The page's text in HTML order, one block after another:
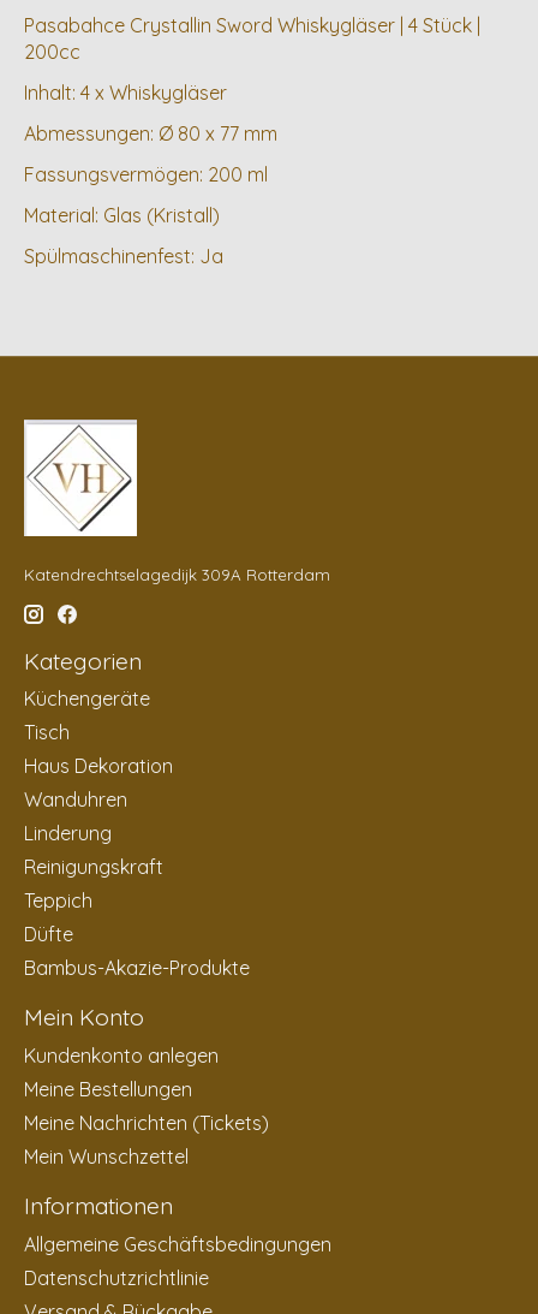
Pasabahce Crystallin Sword Whiskygläser | 4 Stück |
200cc
Inhalt: 4 x Whiskygläser
Abmessungen: Ø 80 x 77 mm
Fassungsvermögen: 200 ml
Material: Glas (Kristall)
Spülmaschinenfest: Ja
Katendrechtselagedijk 309A Rotterdam
Kategorien
Küchengeräte
Tisch
Haus Dekoration
Wanduhren
Linderung
Reinigungskraft
Teppich
Düfte
Bambus-Akazie-Produkte
Mein Konto
Kundenkonto anlegen
Meine Bestellungen
Meine Nachrichten (Tickets)
Mein Wunschzettel
Informationen
Allgemeine Geschäftsbedingungen
Datenschutzrichtlinie